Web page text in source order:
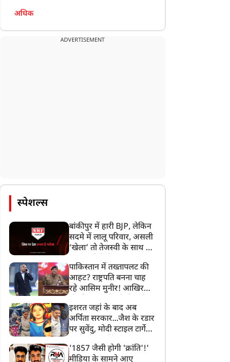
अधिक
ADVERTISEMENT
स्पेशल्स
बांकीपुर में हारी BJP, लेकिन
सदमे में लालू परिवार, असली
‘खेला’ तो तेजस्वी के साथ हो
पाकिस्तान में तख्तापलट की
आहट? राष्ट्रपति बनना चाह
रहे आसिम मुनीर! आखिर
बनाया मोहरा?
इशरत जहां के बाद अब
अर्पिता सरकार...जैश के रडार
पर सुवेंदु, मोदी स्टाइल टार्गेट
बड़ा एक्शन!
'1857 जैसी होगी 'क्रांति'!'
मीडिया के सामने आए